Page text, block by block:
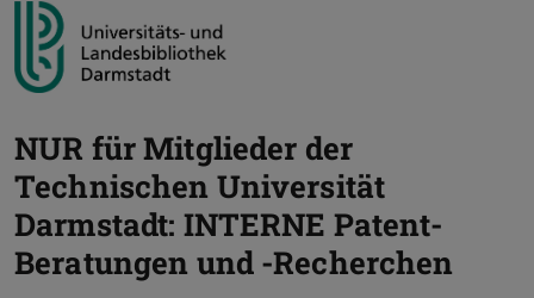
NUR für Mitglieder der
Technischen Universität
Darmstadt: INTERNE Patent-
Beratungen und -Recherchen